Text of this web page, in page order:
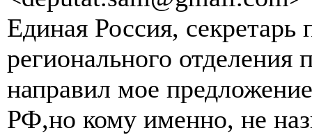
Единая Россия, секретарь
регионального отделения
направил мое
РФ,но кому именно, не